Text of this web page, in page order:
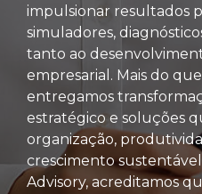
impulsionar resultados
simuladores,
tanto ao
empresarial. Mais do
entregamos
estratégico e soluções
organização,
crescimento
Advisory, acreditamos